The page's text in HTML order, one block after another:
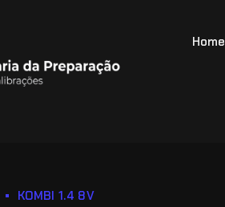
Home
KOMBI 1.4 8V